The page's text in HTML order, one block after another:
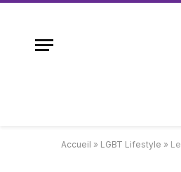
Accueil » LGBT Lifestyle »